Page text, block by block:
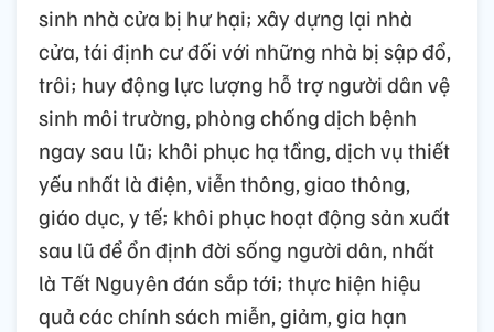
sinh nhà cửa bị hư hại; xây dựng lại nhà
cửa, tái định cư đối với những nhà bị sập đổ,
trôi; huy động lực lượng hỗ trợ người dân vệ
sinh môi trường, phòng chống dịch bệnh
ngay sau lũ; khôi phục hạ tầng, dịch vụ thiết
yếu nhất là điện, viễn thông, giao thông,
giáo dục, y tế; khôi phục hoạt động sản xuất
sau lũ để ổn định đời sống người dân, nhất
là Tết Nguyên đán sắp tới; thực hiện hiệu
quả các chính sách miễn, giảm, gia hạn